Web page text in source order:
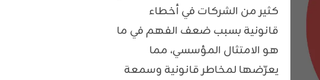
كثير من الشركات في أخطاء
قانونية بسبب ضعف الفهم في ما
هو الامتثال المؤسسي، مما
يعرّضها لمخاطر قانونية وسمعة